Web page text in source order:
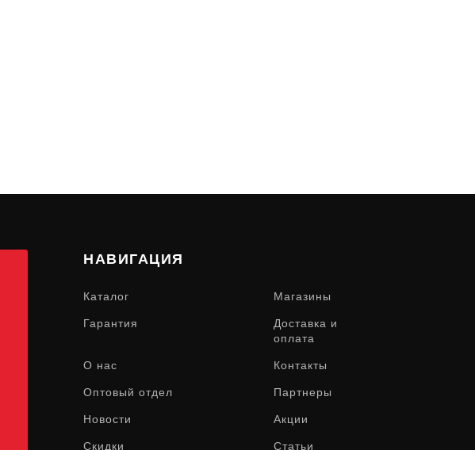
НАВИГАЦИЯ
Каталог Магазины
Гарантия
Доставка и
оплата
О нас Контакты
Оптовый отдел Партнеры
Новости Акции
Скидки Статьи